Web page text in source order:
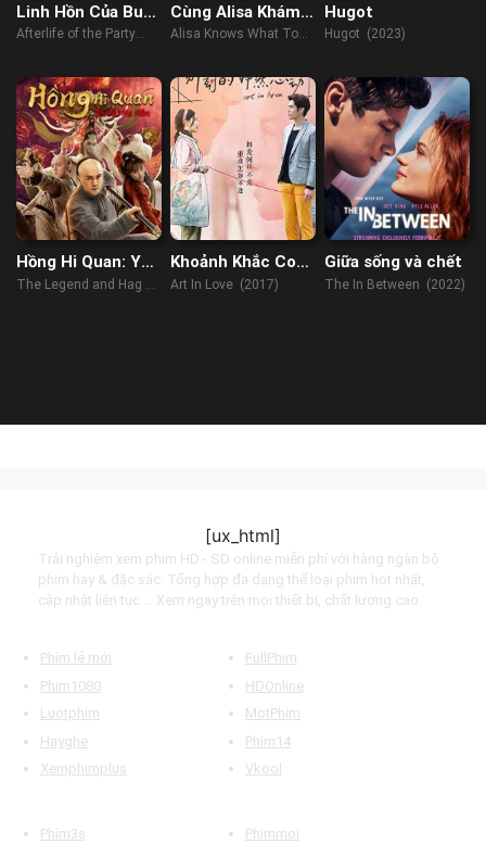
Linh Hồn Của Buổi
Tiệc
Afterlife of the Party
Cùng Alisa Khám
Phá Vũ Trụ
Alisa Knows What To
Hugot
Hugot (2023)
Hồng Hi Quan: Yêu
Nữ Ma Môn
The Legend and Hag of
Khoảnh Khắc Con
Tim Rung Động
Art In Love (2017)
Giữa sống và chết
The In Between (2022)